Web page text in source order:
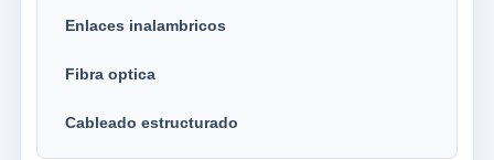
Enlaces inalambricos
Fibra optica
Cableado estructurado